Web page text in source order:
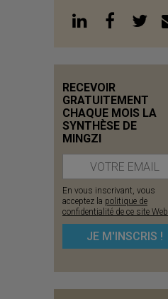
RECEVOIR
GRATUITEMENT
CHAQUE MOIS LA
SYNTHÈSE DE
MINGZI
En vous inscrivant, vous
acceptez la politique de
confidentialité de ce site Web